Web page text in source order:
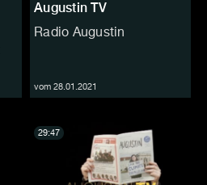
Augustin TV
Radio Augustin
vom 28.01.2021
29:47